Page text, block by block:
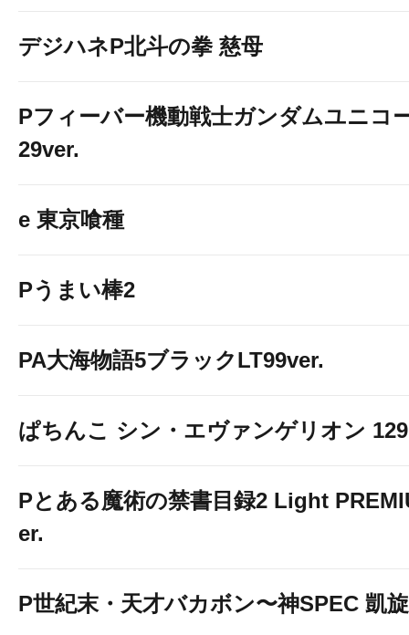
デジハネP北斗の拳 慈母
Pフィーバー機動戦士ガンダムユニコ
29ver.
e 東京喰種
Pうまい棒2
PA大海物語5ブラックLT99ver.
ぱちんこ シン・エヴァンゲリオン
Pとある魔術の禁書目録2 Light
er.
P世紀末・天才バカボン〜神SPEC 凱